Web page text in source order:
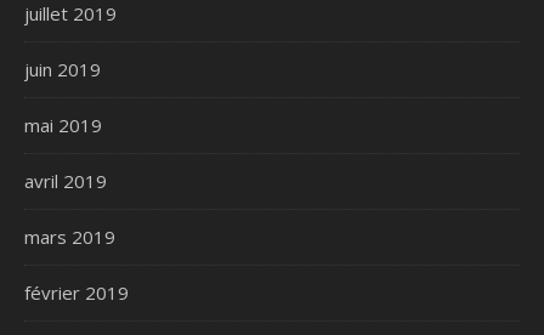
juillet 2019
juin 2019
mai 2019
avril 2019
mars 2019
février 2019